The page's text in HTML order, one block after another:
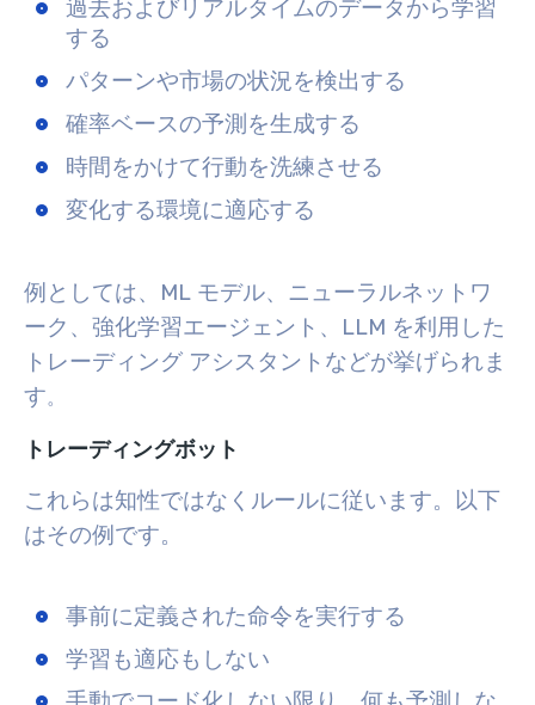
過去およびリアルタイムのデータから学習
する
パターンや市場の状況を検出する
確率ベースの予測を生成する
時間をかけて行動を洗練させる
変化する環境に適応する
例としては、ML モデル、ニューラルネットワ
ーク、強化学習エージェント、LLM を利用した
トレーディング アシスタントなどが挙げられま
す。
トレーディングボット
これらは知性ではなくルールに従います。以下
はその例です。
事前に定義された命令を実行する
学習も適応もしない